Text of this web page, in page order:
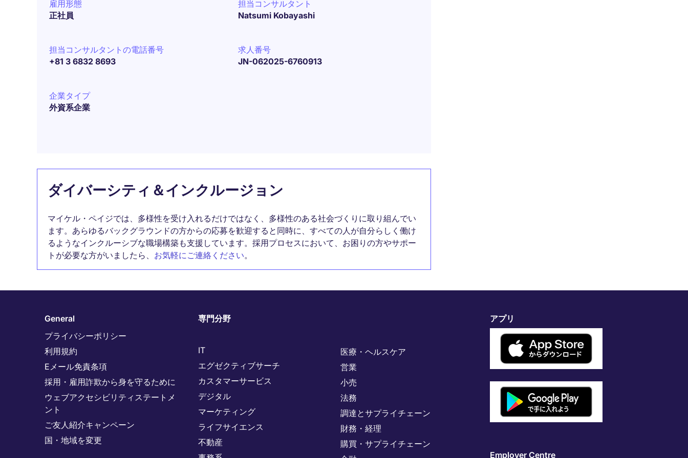
雇用形態
正社員
担当コンサルタント
Natsumi Kobayashi
担当コンサルタントの電話番号
+81 3 6832 8693
求人番号
JN-062025-6760913
企業タイプ
外資系企業
ダイバーシティ＆インクルージョン
マイケル・ペイジでは、多様性を受け入れるだけではなく、多様性のある社会づくりに取り組んでい
ます。あらゆるバックグラウンドの方からの応募を歓迎すると同時に、すべての人が自分らしく働け
るようなインクルーシブな職場構築も支援しています。採用プロセスにおいて、お困りの方やサポー
トが必要な方がいましたら、 お気軽にご連絡ください。
General
プライバシーポリシー
利用規約
Eメール免責条項
採用・雇用詐欺から身を守るために
ウェブアクセシビリティステートメ
ント
ご友人紹介キャンペーン
国・地域を変更
専門分野
IT
エグゼクティブサーチ
カスタマーサービス
デジタル
マーケティング
ライフサイエンス
不動産
医療・ヘルスケア
営業
小売
法務
調達とサプライチェーン
財務・経理
購買・サプライチェーン
アプリ
Employer Centre